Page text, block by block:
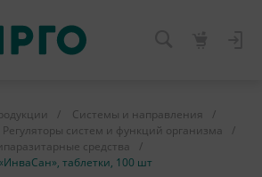
/ Системы и направления
/
Регуляторы систем и функций организма
/
средства
/
таблетки, 100 шт